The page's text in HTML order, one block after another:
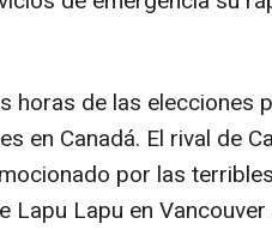
horas de las elecciones
en Canadá. El rival de
por las
Lapu Lapu en